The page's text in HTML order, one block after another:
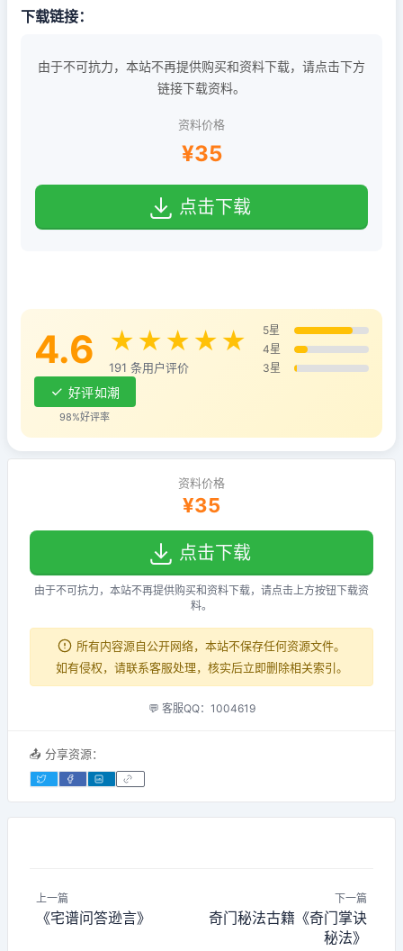
下载链接：
由于不可抗力，本站不再提供购买和资料下载，请点击下方
链接下载资料。
资料价格
¥35
点击下载
4.6 ★★★★★
191 条用户评价
5星
4星
3星
好评如潮
98%好评率
资料价格
¥35
点击下载
由于不可抗力，本站不再提供购买和资料下载，请点击上方按钮下载资
料。
所有内容源自公开网络，本站不保存任何资源文件。
如有侵权，请联系客服处理，核实后立即删除相关索引。
💬 客服QQ：1004619
📤 分享资源：
上一篇
《宅谱问答逊言》
下一篇
奇门秘法古籍《奇门掌诀
秘法》